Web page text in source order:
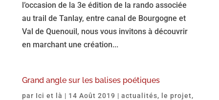
l’occasion de la 3e édition de la rando associée
au trail de Tanlay, entre canal de Bourgogne et
Val de Quenouil, nous vous invitons à découvrir
en marchant une création...
Grand angle sur les balises poétiques
par Ici et là | 14 Août 2019 | actualités, le projet,